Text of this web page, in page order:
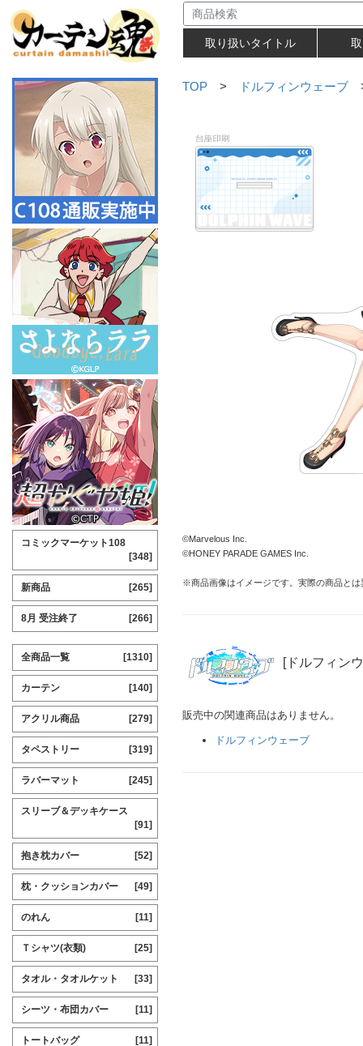
取り扱いタイトル
TOP > ドルフィンウェーブ
©Marvelous Inc.
©HONEY PARADE GAMES Inc.
※商品画像はイメージです。実際の商品と
[ドルフィン
販売中の関連商品はありません。
ドルフィンウェーブ
コミックマーケット108
[348]
新商品 [265]
8月 受注終了 [266]
全商品一覧 [1310]
カーテン [140]
アクリル商品 [279]
タペストリー [319]
ラバーマット [245]
スリーブ＆デッキケース
[91]
抱き枕カバー [52]
枕・クッションカバー [49]
のれん [11]
Ｔシャツ(衣類) [25]
タオル・タオルケット [33]
シーツ・布団カバー [11]
トートバッグ [11]